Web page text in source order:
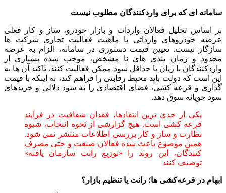
سامانه‌ ای که برای واردکنندگان مطلوب نیست
بر اساس تحلیل فعالان واردات و بازار خودرو، ساز و کار فعلی
عرضه خودروهای وارداتی با ماهیت فعالیت تجاری شرکت ‌ها
سازگار نیست. تعیین قیمت دستوری در سامانه، الزام به عرضه
محدود و زمان‌ بندی ‌های نا مشخص، موجب شده بسیاری از
واردکنندگان با زیان یا حداقل سود ممکن فعالیت کنند. تاکید آن ها به
این است که دولت باید محیط رقابتی را فراهم کند، نه اینکه با قیمت‌
گذاری و قرعه‌ کشی، فضای اقتصادی را به سود دلالی و خریدهای
سود جویانه سوق دهد.
یکی از جدی ‌ترین انتقادها، فقدان شفافیت در فرآیند
قرعه‌ کشی است. هیچ گزارشی از نحوه انتخاب، شیوه
نظارت و ساز و کار بررسی اطلاعات منتشر نمی ‌شود.
همین موضوع باعث شده فعالان صنعت و حتی مصرف‌
کنندگان، این روند را «توزیع رانت سازمان ‌یافته»
توصیف کنند
ابهام در قرعه‌کشی ‌ها؛ رانت یا تنظیم بازار؟